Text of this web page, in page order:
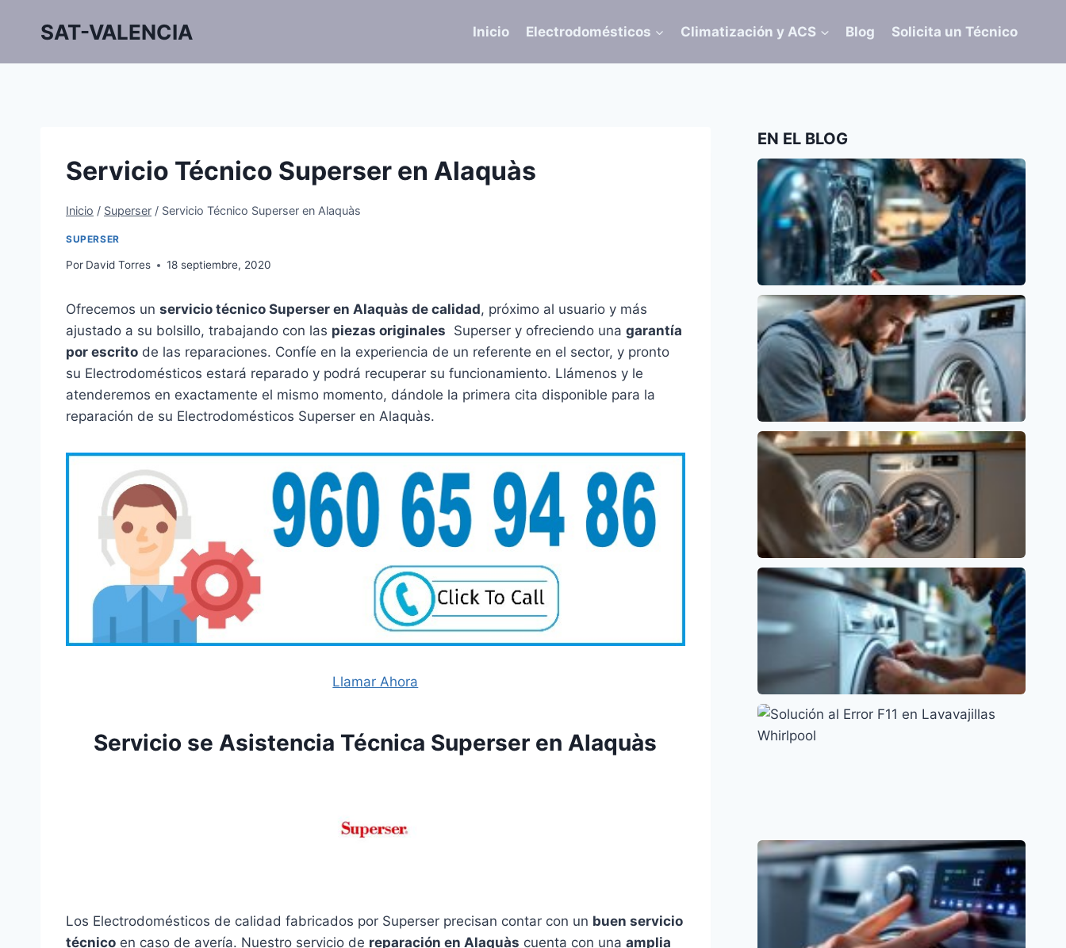
SAT-VALENCIA Inicio Electrodomésticos Climatización y ACS Blog Solicita un Técnico
Servicio Técnico Superser en Alaquàs
Inicio / Superser / Servicio Técnico Superser en Alaquàs
SUPERSER
Por David Torres 18 septiembre, 2020
Ofrecemos un servicio técnico Superser en Alaquàs de calidad, próximo al usuario y más
ajustado a su bolsillo, trabajando con las piezas originales Superser y ofreciendo una garantía
por escrito de las reparaciones. Confíe en la experiencia de un referente en el sector, y pronto
su Electrodomésticos estará reparado y podrá recuperar su funcionamiento. Llámenos y le
atenderemos en exactamente el mismo momento, dándole la primera cita disponible para la
reparación de su Electrodomésticos Superser en Alaquàs.
Llamar Ahora
Servicio se Asistencia Técnica Superser en Alaquàs
Los Electrodomésticos de calidad fabricados por Superser precisan contar con un buen servicio
técnico en caso de avería. Nuestro servicio de reparación en Alaquàs cuenta con una amplia
EN EL BLOG
Error E15 en Lavavajillas Siemens: Causas y
Soluciones
Siemens
Error E01 en Lavavajillas Beko: Causas y
Soluciones
Códigos de error y su significado
Lavavajillas Candy: Soluciona el Error E2
fácilmente
Códigos de error y su significado
Cómo resolver el error F15 en lavavajillas
Indesit
Códigos de error y su significado
Solución al Error F11 en Lavavajillas
Whirlpool
Códigos de error y su significado